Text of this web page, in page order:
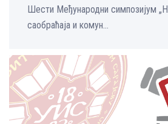
Шести Међународни симпозијум
саобраћаја и комун...